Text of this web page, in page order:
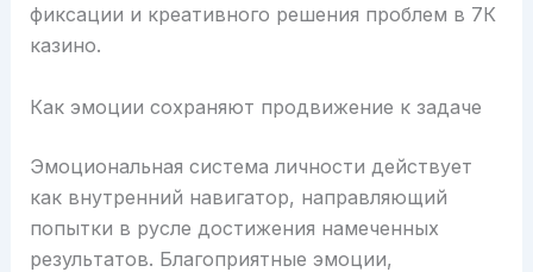
фиксации и креативного решения проблем в 7К
казино.
Как эмоции сохраняют продвижение к задаче
Эмоциональная система личности действует
как внутренний навигатор, направляющий
попытки в русле достижения намеченных
результатов. Благоприятные эмоции,